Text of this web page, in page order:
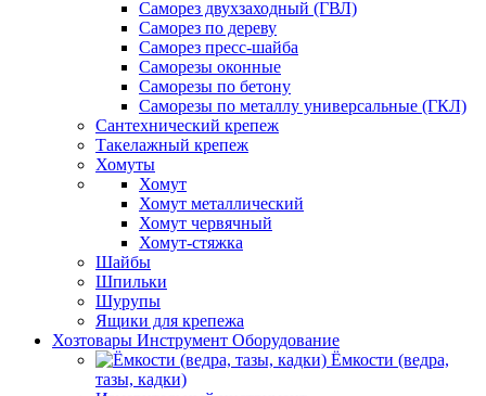
Саморез двухзаходный (ГВЛ)
Саморез по дереву
Саморез пресс-шайба
Саморезы оконные
Саморезы по бетону
Саморезы по металлу универсальные (ГКЛ)
Сантехнический крепеж
Такелажный крепеж
Хомуты
Хомут
Хомут металлический
Хомут червячный
Хомут-стяжка
Шайбы
Шпильки
Шурупы
Ящики для крепежа
Хозтовары Инструмент Оборудование
Ёмкости (ведра,
тазы, кадки)